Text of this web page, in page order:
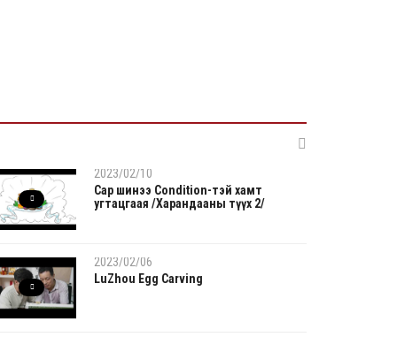
2026/08/06
2026/08/05
Прокурорын байгууллага өнгөрсөн долоо
хоногт 29,...
Тэгш, сондгойгоор замын хөдөлгөөнд оролцох
зохиц...
2026/08/05
2023/02/10
Сар шинээ Condition-тэй хамт
угтацгаая /Харандааны түүх 2/
2023/02/06
LuZhou Egg Carving